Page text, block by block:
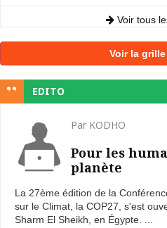
Voir tous
Voir la
EDITO
Par KODHO
Pour les
planète
La 27ème édition de la
sur le Climat, la COP27, s'est
Sharm El Sheikh, en Égypte. ...